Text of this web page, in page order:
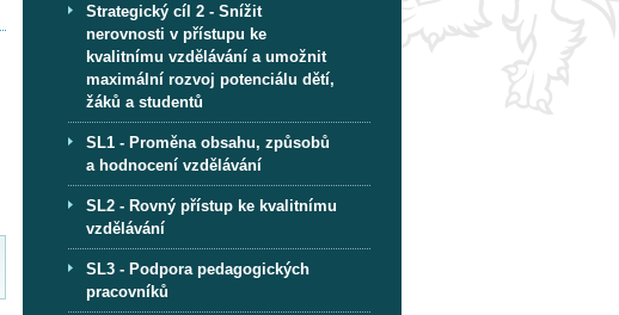
Strategický cíl 2 - Snížit
nerovnosti v přístupu ke
kvalitnímu vzdělávání a umožnit
maximální rozvoj potenciálu dětí,
žáků a studentů
SL1 - Proměna obsahu, způsobů
a hodnocení vzdělávání
SL2 - Rovný přístup ke kvalitnímu
vzdělávání
SL3 - Podpora pedagogických
pracovníků